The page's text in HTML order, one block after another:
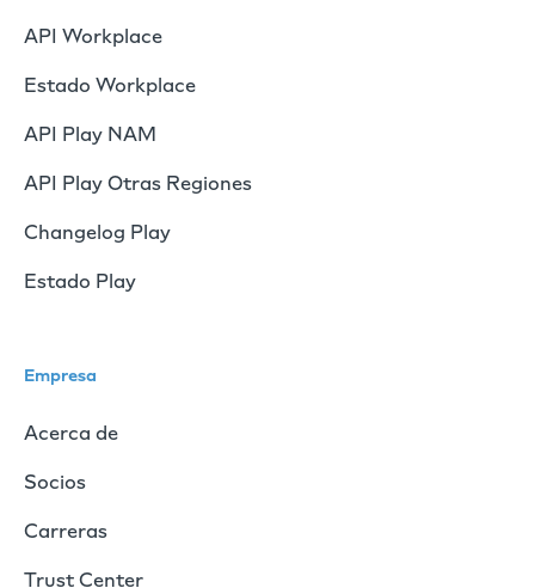
API Workplace
Estado Workplace
API Play NAM
API Play Otras Regiones
Changelog Play
Estado Play
Empresa
Acerca de
Socios
Carreras
Trust Center